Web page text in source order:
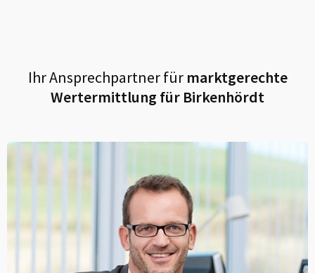
Ihr Ansprechpartner fürmarktgerechte
Wertermittlung für Birkenhördt